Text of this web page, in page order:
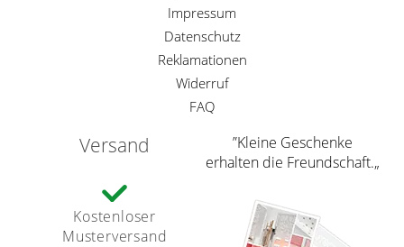
Impressum
Datenschutz
Reklamationen
Widerruf
FAQ
Versand
Kostenloser
Musterversand
”Kleine Geschenke
erhalten die Freundschaft.„